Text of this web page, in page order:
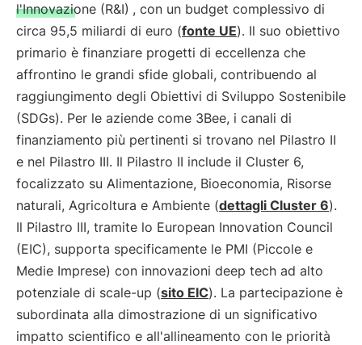
l'Innovazione (R&I) , con un budget complessivo di
circa 95,5 miliardi di euro (fonte UE). Il suo obiettivo
primario è finanziare progetti di eccellenza che
affrontino le grandi sfide globali, contribuendo al
raggiungimento degli Obiettivi di Sviluppo Sostenibile
(SDGs). Per le aziende come 3Bee, i canali di
finanziamento più pertinenti si trovano nel Pilastro II
e nel Pilastro III. Il Pilastro II include il Cluster 6,
focalizzato su Alimentazione, Bioeconomia, Risorse
naturali, Agricoltura e Ambiente (dettagli Cluster 6).
Il Pilastro III, tramite lo European Innovation Council
(EIC), supporta specificamente le PMI (Piccole e
Medie Imprese) con innovazioni deep tech ad alto
potenziale di scale-up (sito EIC). La partecipazione è
subordinata alla dimostrazione di un significativo
impatto scientifico e all'allineamento con le priorità